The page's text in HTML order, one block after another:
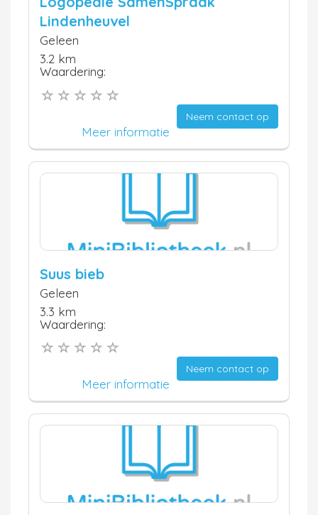
Lindenheuvel
Geleen
3.2 km
Waardering:
Neem contact op
Meer informatie
Suus bieb
Geleen
3.3 km
Waardering:
Neem contact op
Meer informatie